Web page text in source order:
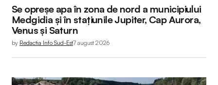
Your E-mail*
Se opreșe apa în zona de nord a municipiului
Medgidia și în stațiunile Jupiter, Cap Aurora,
Venus și Saturn
by Redactia Info Sud-Est7 august 2026